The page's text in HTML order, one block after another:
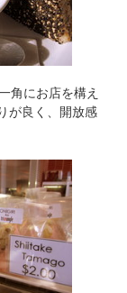
角にお店を構え
が良く、開放感